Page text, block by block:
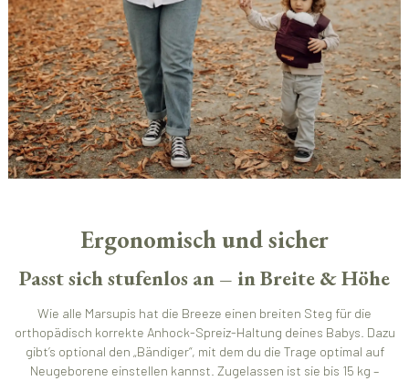
Ergonomisch und sicher
Passt sich stufenlos an – in Breite & Höhe
Wie alle Marsupis hat die Breeze einen breiten Steg für die
orthopädisch korrekte Anhock-Spreiz-Haltung deines Babys. Dazu
gibt’s optional den „Bändiger“, mit dem du die Trage optimal auf
Neugeborene einstellen kannst. Zugelassen ist sie bis 15 kg –